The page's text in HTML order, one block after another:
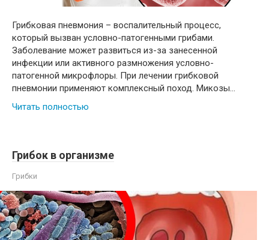
Грибковая пневмония – воспалительный процесс,
который вызван условно-патогенными грибами.
Заболевание может развиться из-за занесенной
инфекции или активного размножения условно-
патогенной микрофлоры. При лечении грибковой
пневмонии применяют комплексный поход. Микозы…
Читать полностью
Грибок в организме
Грибки